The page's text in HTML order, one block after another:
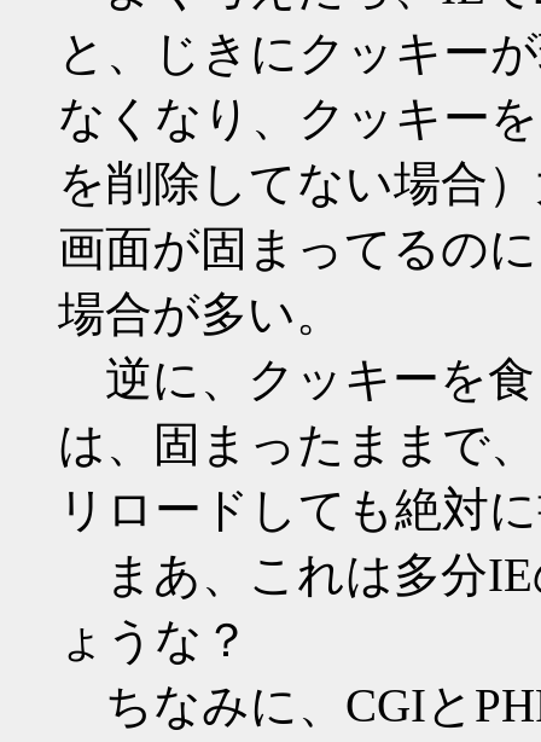
と、じきにクッキー
なくなり、クッキー
を削除してない場合
画面が固まってるの
場合が多い。
逆に、クッキーを
は、固まったままで、
リロードしても絶対
まあ、これは多分IE
ょうな？
ちなみに、CGIと